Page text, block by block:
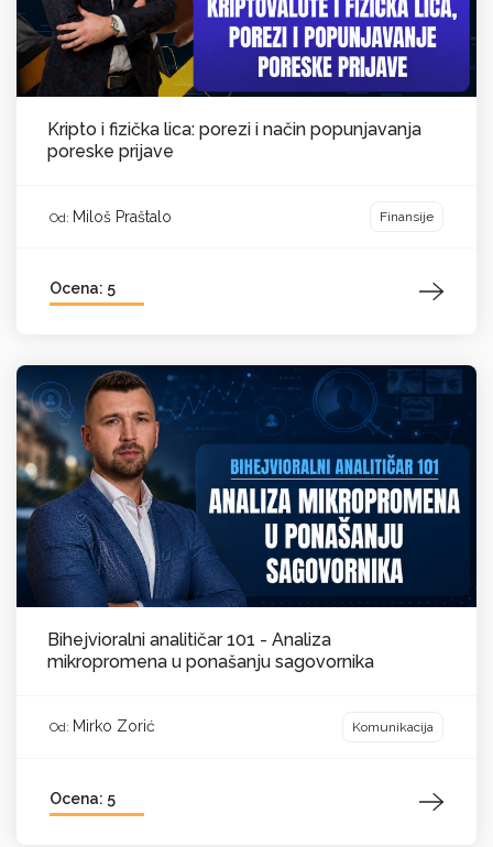
Kripto i fizička lica: porezi i način popunjavanja
poreske prijave
Od: Miloš Praštalo Finansije
Ocena: 5
Bihejvioralni analitičar 101 - Analiza
mikropromena u ponašanju sagovornika
Od: Mirko Zorić Komunikacija
Ocena: 5